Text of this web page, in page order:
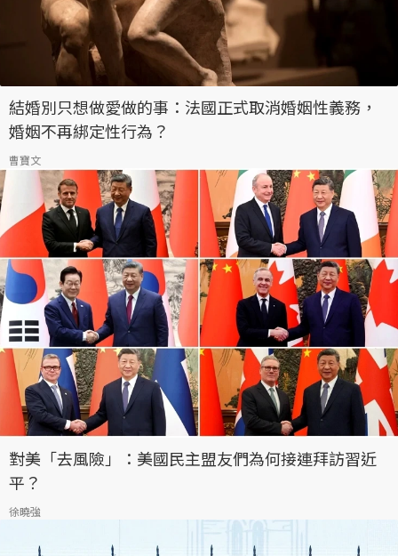
結婚別只想做愛做的事：法國正式取消婚姻性義務，
婚姻不再綁定性行為？
曹寶文
對美「去風險」：美國民主盟友們為何接連拜訪習近
平？
徐曉強